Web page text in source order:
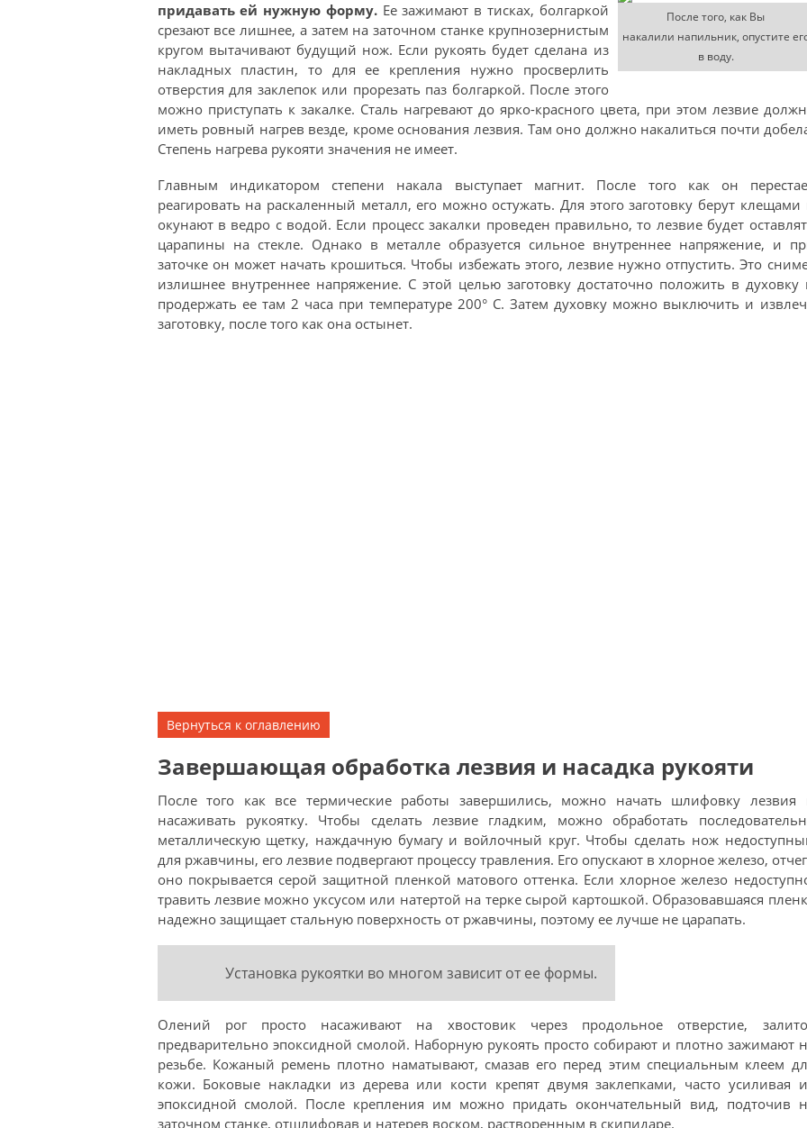
После того, как Вы
накалили напильник, опустите
в воду.
придавать ей нужную форму. Ее зажимают в тисках, болгаркой
срезают все лишнее, а затем на заточном станке крупнозернистым
кругом вытачивают будущий нож. Если рукоять будет сделана из
накладных пластин, то для ее крепления нужно просверлить
отверстия для заклепок или прорезать паз болгаркой. После этого
можно приступать к закалке. Сталь нагревают до ярко-красного цвета, при этом лезвие
иметь ровный нагрев везде, кроме основания лезвия. Там оно должно накалиться почти
Степень нагрева рукояти значения не имеет.
Главным индикатором степени накала выступает магнит. После того как он
реагировать на раскаленный металл, его можно остужать. Для этого заготовку берут клещами
окунают в ведро с водой. Если процесс закалки проведен правильно, то лезвие будет
царапины на стекле. Однако в металле образуется сильное внутреннее напряжение, и
заточке он может начать крошиться. Чтобы избежать этого, лезвие нужно отпустить. Это
излишнее внутреннее напряжение. С этой целью заготовку достаточно положить в духовку
продержать ее там 2 часа при температуре 200° С. Затем духовку можно выключить и
заготовку, после того как она остынет.
Вернуться к оглавлению
Завершающая обработка лезвия и насадка рукояти
После того как все термические работы завершились, можно начать шлифовку лезвия
насаживать рукоятку. Чтобы сделать лезвие гладким, можно обработать
металлическую щетку, наждачную бумагу и войлочный круг. Чтобы сделать нож
для ржавчины, его лезвие подвергают процессу травления. Его опускают в хлорное железо,
оно покрывается серой защитной пленкой матового оттенка. Если хлорное железо
травить лезвие можно уксусом или натертой на терке сырой картошкой. Образовавшаяся
надежно защищает стальную поверхность от ржавчины, поэтому ее лучше не царапать.
Установка рукоятки во многом зависит от ее формы.
Олений рог просто насаживают на хвостовик через продольное отверстие,
предварительно эпоксидной смолой. Наборную рукоять просто собирают и плотно зажимают
резьбе. Кожаный ремень плотно наматывают, смазав его перед этим специальным клеем
кожи. Боковые накладки из дерева или кости крепят двумя заклепками, часто усиливая
эпоксидной смолой. После крепления им можно придать окончательный вид, подточив
заточном станке, отшлифовав и натерев воском, растворенным в скипидаре.